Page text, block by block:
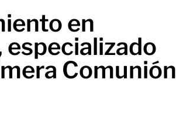
en
especializado
Comunión